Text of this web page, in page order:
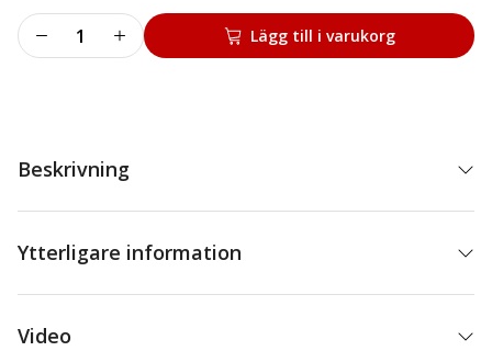
NT301
mängd
Lägg till i varukorg
Beskrivning
Ytterligare information
Video